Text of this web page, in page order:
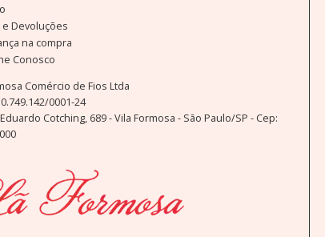
e Devoluções
na compra
Conosco
Comércio de Fios Ltda
0001-24
Cotching, 689 - Vila Formosa - São Paulo/SP - Cep: